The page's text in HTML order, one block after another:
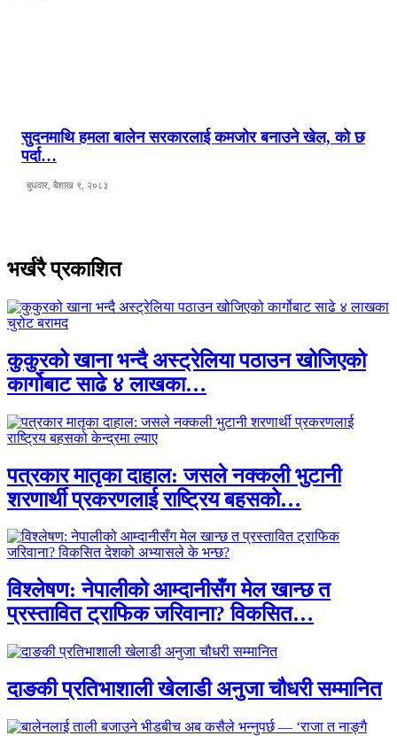
सुदनमाथि हमला बालेन सरकारलाई कमजोर बनाउने खेल, को छ
पर्दा…
बुधवार, बैशाख ९, २०८३
भर्खरै प्रकाशित
कुकुरको खाना भन्दै अस्ट्रेलिया पठाउन खोजिएको
कार्गोबाट साढे ४ लाखका…
पत्रकार मातृका दाहाल: जसले नक्कली भुटानी
शरणार्थी प्रकरणलाई राष्ट्रिय बहसको…
विश्लेषण: नेपालीको आम्दानीसँग मेल खान्छ त
प्रस्तावित ट्राफिक जरिवाना? विकसित…
दाङकी प्रतिभाशाली खेलाडी अनुजा चौधरी सम्मानित